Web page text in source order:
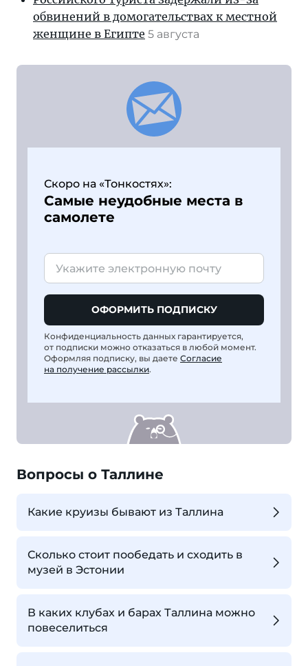
обвинений в домогательствах к местной
женщине в Египте 5 августа
Скоро на «Тонкостях»:
Самые неудобные места в
самолете
ОФОРМИТЬ ПОДПИСКУ
Конфиденциальность данных гарантируется,
от подписки можно отказаться в любой момент.
Оформляя подписку, вы даете Согласие
на получение рассылки.
Вопросы о Таллине
Какие круизы бывают из Таллина
Сколько стоит пообедать и сходить в
музей в Эстонии
В каких клубах и барах Таллина можно
повеселиться